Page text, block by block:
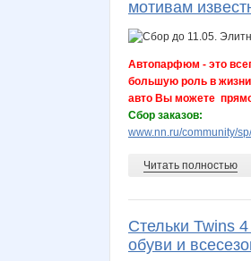
мотивам
Автопарфюм - это
большую роль в жизни
авто Вы можете
Сбор заказов:
www.nn.ru/community/
Читать полностью
Стельки Twins
обуви и